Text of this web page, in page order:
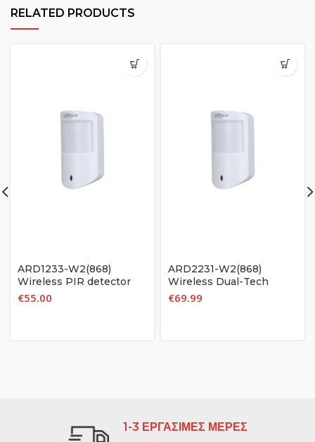
RELATED PRODUCTS
ARD1233-W2(868)
Wireless PIR detector
€55.00
ARD2231-W2(868)
Wireless Dual-Tech
Detector
€69.99
1-3 ΕΡΓΑΣΙΜΕΣ ΜΕΡΕΣ